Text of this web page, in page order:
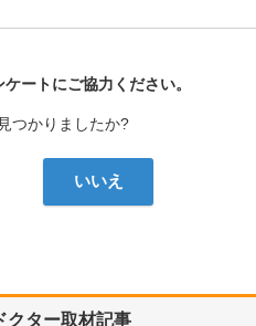
ートにご協力ください。
つかりましたか?
いいえ
クター取材記事